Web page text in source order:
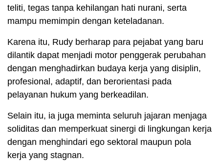
teliti, tegas tanpa kehilangan hati nurani, serta
mampu memimpin dengan keteladanan.
Karena itu, Rudy berharap para pejabat yang baru
dilantik dapat menjadi motor penggerak perubahan
dengan menghadirkan budaya kerja yang disiplin,
profesional, adaptif, dan berorientasi pada
pelayanan hukum yang berkeadilan.
Selain itu, ia juga meminta seluruh jajaran menjaga
soliditas dan memperkuat sinergi di lingkungan kerja
dengan menghindari ego sektoral maupun pola
kerja yang stagnan.